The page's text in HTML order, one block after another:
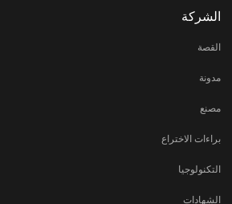
الشركة
القصة
مدونة
مصنع
براءات الاختراع
التكنولوجيا
الشهادات